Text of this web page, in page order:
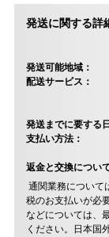
発送に関する詳
発送可能地域：
配送サービス：
発送までに要する
支払い方法：
返金と交換につい
通関業務について
税のお支払いが必
などについては、
ください。日本国